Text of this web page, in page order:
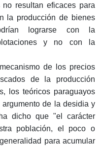
resultan eficaces para
la producción de bienes
lograrse con la
y no con la
de los precios
de la producción
los teóricos paraguayos
de la desidia y
dicho que "el carácter
población, el poco o
para acumular